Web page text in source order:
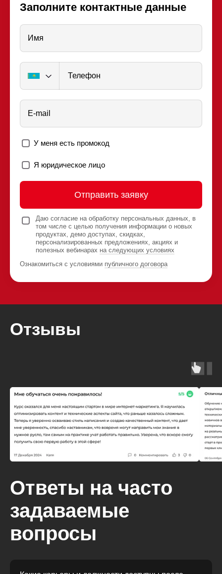
Заполните контактные данные
Имя
Телефон
E-mail
У меня есть промокод
Я юридическое лицо
Отправить заявку
Даю согласие на обработку персональных данных, в
том числе с целью получения информации о новых
продуктах, демо доступах, скидках,
персонализированных предложениях, акциях и
полезных вебинарах на следующих условиях
Ознакомиться с условиями публичного договора
Отзывы
Ответы на часто
задаваемые
вопросы